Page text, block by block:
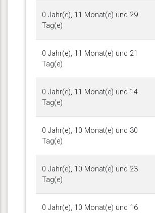
0 Jahr(e), 11 Monat(e) und 29
Tag(e)
0 Jahr(e), 11 Monat(e) und 21
Tag(e)
0 Jahr(e), 11 Monat(e) und 14
Tag(e)
0 Jahr(e), 10 Monat(e) und 30
Tag(e)
0 Jahr(e), 10 Monat(e) und 23
Tag(e)
0 Jahr(e), 10 Monat(e) und 16